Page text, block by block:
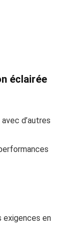
éclairée
d’autres
exigences en